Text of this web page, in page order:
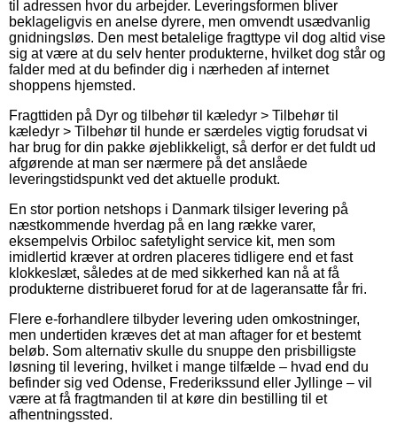
til adressen hvor du arbejder. Leveringsformen bliver
beklageligvis en anelse dyrere, men omvendt usædvanlig
gnidningsløs. Den mest betalelige fragttype vil dog altid vise
sig at være at du selv henter produkterne, hvilket dog står og
falder med at du befinder dig i nærheden af internet
shoppens hjemsted.
Fragttiden på Dyr og tilbehør til kæledyr > Tilbehør til
kæledyr > Tilbehør til hunde er særdeles vigtig forudsat vi
har brug for din pakke øjeblikkeligt, så derfor er det fuldt ud
afgørende at man ser nærmere på det anslåede
leveringstidspunkt ved det aktuelle produkt.
En stor portion netshops i Danmark tilsiger levering på
næstkommende hverdag på en lang række varer,
eksempelvis Orbiloc safetylight service kit, men som
imidlertid kræver at ordren placeres tidligere end et fast
klokkeslæt, således at de med sikkerhed kan nå at få
produkterne distribueret forud for at de lageransatte får fri.
Flere e-forhandlere tilbyder levering uden omkostninger,
men undertiden kræves det at man aftager for et bestemt
beløb. Som alternativ skulle du snuppe den prisbilligste
løsning til levering, hvilket i mange tilfælde – hvad end du
befinder sig ved Odense, Frederikssund eller Jyllinge – vil
være at få fragtmanden til at køre din bestilling til et
afhentningssted.